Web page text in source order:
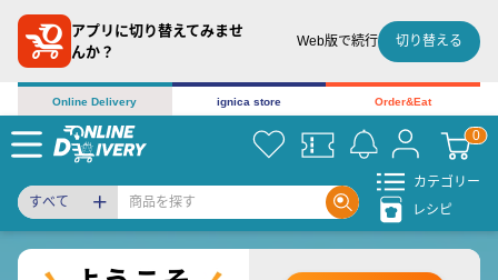
アプリに切り替えてみませ
んか？
Web版で続行 切り替える
Online Delivery ignica store Order&Eat
すべて
カテゴリー
レシピ